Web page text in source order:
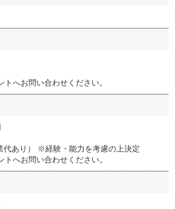
へお問い合わせください。
代あり） ※経験・能力を考慮の上決定
へお問い合わせください。